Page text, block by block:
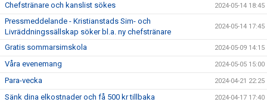
Chefstränare och kanslist sökes 2024-05-14 18:45
Pressmeddelande - Kristianstads Sim- och
Livräddningssällskap söker bl.a. ny chefstränare
2024-05-14 17:45
Gratis sommarsimskola 2024-05-09 14:15
Våra evenemang 2024-05-05 15:00
Para-vecka 2024-04-21 22:25
Sänk dina elkostnader och få 500 kr tillbaka 2024-04-17 17:40